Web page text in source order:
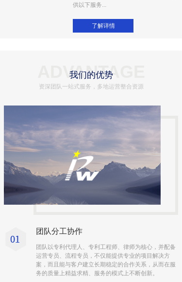
供以下服务...
了解详情
ADVANTAGE
我们的优势
资深团队一站式服务，多地运营整合资源
团队分工协作
团队以专利代理人、专利工程师、律师为核心，并配备
运营专员、流程专员，不仅能提供专业的项目解决方
案，而且能与客户建立长期稳定的合作关系，从而在服
务的质量上精益求精、服务的模式上不断创新。